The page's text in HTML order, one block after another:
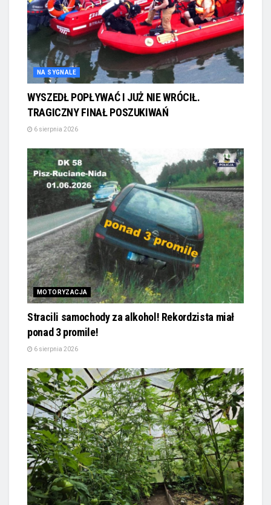
NA SYGNALE
WYSZEDŁ POPŁYWAĆ I JUŻ NIE WRÓCIŁ.
TRAGICZNY FINAŁ POSZUKIWAŃ
6 sierpnia 2026
MOTORYZACJA
Stracili samochody za alkohol! Rekordzista miał
ponad 3 promile!
6 sierpnia 2026